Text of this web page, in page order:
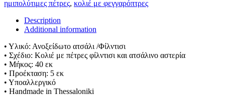
ημιπολύτιμες πέτρες, κολιέ με φεγγαρόπτρες
Description
Additional information
• Υλικό: Ανοξείδωτο ατσάλι /Φίλντισι
• Σχέδιο: Κολιέ με πέτρες φίλντισι και ατσάλινο αστερία
• Μήκος: 40 εκ
• Προέκταση: 5 εκ
• Υποαλλεργικό
• Handmade in Thessaloniki